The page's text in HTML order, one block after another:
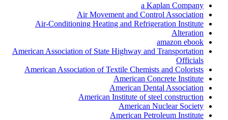
a Kaplan Company
Air Movement and Control Association
Air-Conditioning Heating and Refrigeration Institute
Alteration
amazon ebook
American Association of State Highway and Transportation
Officials
American Association of Textile Chemists and Colorists
American Concrete Institute
American Dental Association
American Institute of steel construction
American Nuclear Society
American Petroleum Institute